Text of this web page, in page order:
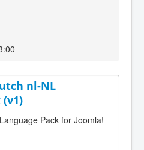
nl-NL
(v1)
Pack for Joomla!